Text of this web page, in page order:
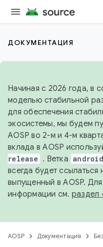
ДОКУМЕНТАЦИЯ
Начиная с 2026 года, в
моделью стабильной
для обеспечения
экосистемы, мы будем
AOSP во 2-м и 4-м
вклада в AOSP
release . Ветка
всегда будет
выпущенный в AOSP.
информации см. раздел
AOSP Документация